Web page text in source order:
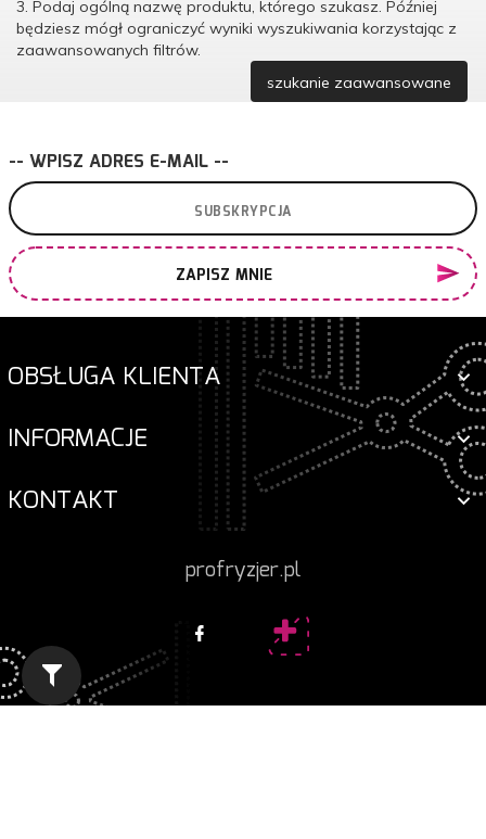
3. Podaj ogólną nazwę produktu, którego szukasz. Później
będziesz mógł ograniczyć wyniki wyszukiwania korzystając z
zaawansowanych filtrów.
szukanie zaawansowane
-- WPISZ ADRES E-MAIL --
ZAPISZ MNIE
OBSŁUGA KLIENTA
INFORMACJE
KONTAKT
profryzjer.pl